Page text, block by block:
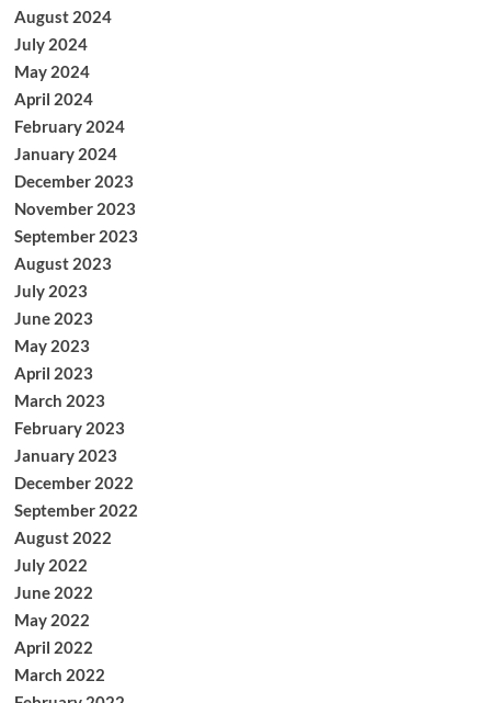
August 2024
July 2024
May 2024
April 2024
February 2024
January 2024
December 2023
November 2023
September 2023
August 2023
July 2023
June 2023
May 2023
April 2023
March 2023
February 2023
January 2023
December 2022
September 2022
August 2022
July 2022
June 2022
May 2022
April 2022
March 2022